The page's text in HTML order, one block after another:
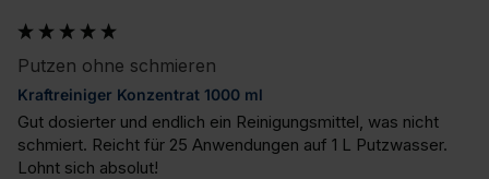
Putzen ohne schmieren
Kraftreiniger Konzentrat 1000 ml
Gut dosierter und endlich ein Reinigungsmittel, was nicht
schmiert. Reicht für 25 Anwendungen auf 1 L Putzwasser.
Lohnt sich absolut!